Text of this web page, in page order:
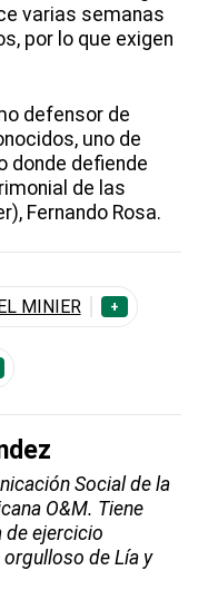
varias semanas
por lo que exigen
defensor de
uno de
donde defiende
de las
Fernando Rosa.
MINIER +
Social de la
O&M. Tiene
de ejercicio
de Lía y